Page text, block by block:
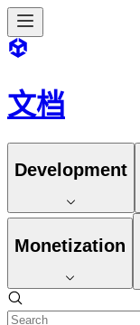
文档
Development
Monetization